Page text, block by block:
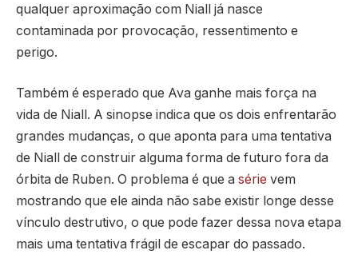
qualquer aproximação com Niall já nasce
contaminada por provocação, ressentimento e
perigo.
Também é esperado que Ava ganhe mais força na
vida de Niall. A sinopse indica que os dois enfrentarão
grandes mudanças, o que aponta para uma tentativa
de Niall de construir alguma forma de futuro fora da
órbita de Ruben. O problema é que a série vem
mostrando que ele ainda não sabe existir longe desse
vínculo destrutivo, o que pode fazer dessa nova etapa
mais uma tentativa frágil de escapar do passado.